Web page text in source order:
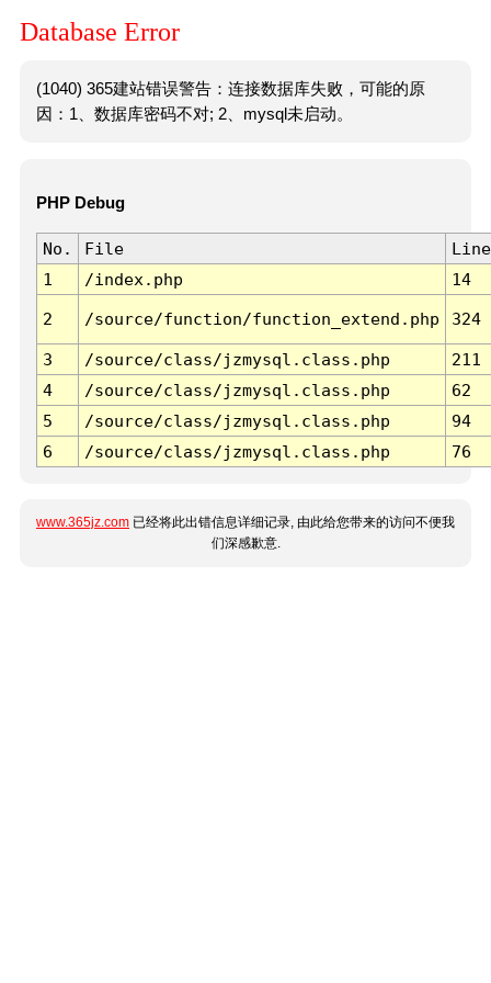
Database Error
(1040) 365建站错误警告：连接数据库失败，可能的原
因：1、数据库密码不对; 2、mysql未启动。
PHP Debug
No. File
Line
1
/index.php 14
2 /source/function/function_extend.php 324
3 /source/class/jzmysql.class.php
211
4
/source/class/jzmysql.class.php
62
5
/source/class/jzmysql.class.php
94
6
/source/class/jzmysql.class.php 76
www.365jz.com 已经将此出错信息详细记录, 由此给您带来的访问不便我
们深感歉意.